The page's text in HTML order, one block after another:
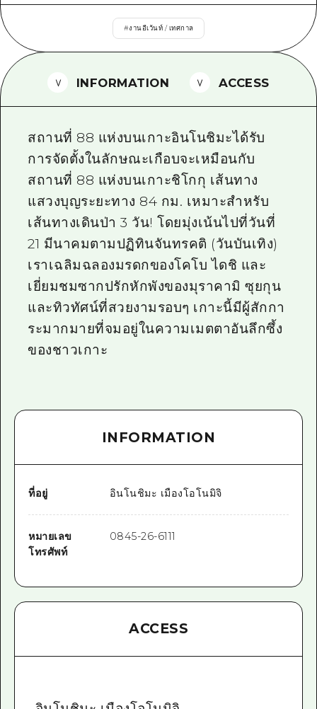
การรักษา
ธรรมชาติ
ฮิโรชิม่า ฟรี Wi-Fi
คำถามที่พบบ่อย
ดาวน์โหลดรูปภาพ
ข้อมูลการขนส่งระหว่างเกิดภัยพิบัติ
#งานอีเว้นท์ / เทศกาล
INFORMATION ACCESS
สถานที่ 88 แห่งบนเกาะอินโนชิมะได้รับ
การจัดตั้งในลักษณะเกือบจะเหมือนกับ
สถานที่ 88 แห่งบนเกาะชิโกกุ เส้นทาง
แสวงบุญระยะทาง 84 กม. เหมาะสำหรับ
เส้นทางเดินป่า 3 วัน! โดยมุ่งเน้นไปที่วันที่
21 มีนาคมตามปฏิทินจันทรคติ (วันบันเทิง)
เราเฉลิมฉลองมรดกของโคโบ ไดชิ และ
เยี่ยมชมซากปรักหักพังของมุราคามิ ซุยกุน
และทิวทัศน์ที่สวยงามรอบๆ เกาะนี้มีผู้สักกา
ระมากมายที่จมอยู่ในความเมตตาอันลึกซึ้ง
ของชาวเกาะ
INFORMATION
ที่อยู่ อินโนชิมะ เมืองโอโนมิจิ
หมายเลข
โทรศัพท์
0845-26-6111
ACCESS